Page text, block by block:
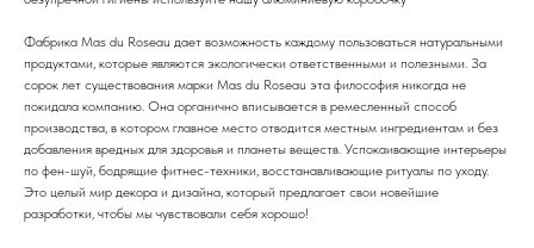
Фабрика Mas du Roseau дает возможность каждому пользоваться натуральными
продуктами, которые являются экологически ответственными и полезными. За
сорок лет существования марки Mas du Roseau эта философия никогда не
покидала компанию. Она органично вписывается в ремесленный способ
производства, в котором главное место отводится местным ингредиентам и без
добавления вредных для здоровья и планеты веществ. Успокаивающие интерьеры
по фен-шуй, бодрящие фитнес-техники, восстанавливающие ритуалы по уходу.
Это целый мир декора и дизайна, который предлагает свои новейшие
разработки, чтобы мы чувствовали себя хорошо!